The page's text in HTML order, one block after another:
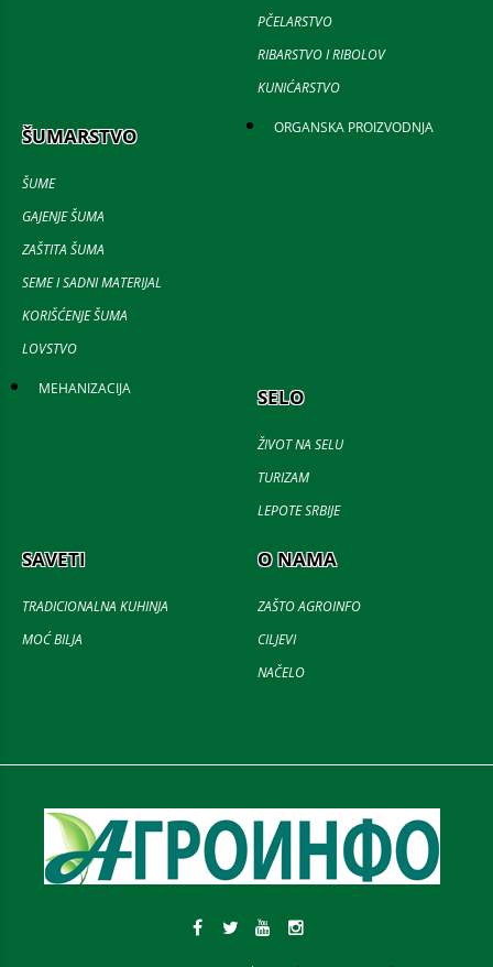
PČELARSTVO
RIBARSTVO I RIBOLOV
KUNIĆARSTVO
ŠUMARSTVO
ŠUME
GAJENJE ŠUMA
ZAŠTITA ŠUMA
SEME I SADNI MATERIJAL
KORIŠĆENJE ŠUMA
LOVSTVO
ORGANSKA PROIZVODNJA
MEHANIZACIJA SELO
ŽIVOT NA SELU
TURIZAM
LEPOTE SRBIJE
SAVETI
TRADICIONALNA KUHINJA
MOĆ BILJA
O NAMA
ZAŠTO AGROINFO
CILJEVI
NAČELO